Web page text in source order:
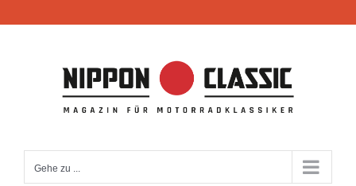
Inhalt
Gehe zu ...